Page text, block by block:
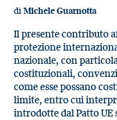
di Michele Guarnotta
Il presente contributo
protezione
nazionale, con
costituzionali,
come esse possano
limite, entro cui
introdotte dal Patto UE